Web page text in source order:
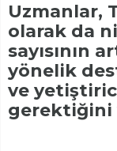
Uzmanlar,
olarak da
sayısının
yönelik
ve
gerektiğini